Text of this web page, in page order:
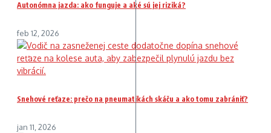
Autonómna jazda: ako funguje a aké sú jej riziká?
feb 12, 2026
Snehové reťaze: prečo na pneumatikách skáču a ako tomu zabrániť?
jan 11, 2026